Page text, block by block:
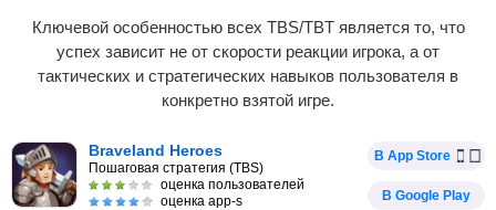
Ключевой особенностью всех TBS/TBT является то, что
успех зависит не от скорости реакции игрока, а от
тактических и стратегических навыков пользователя в
конкретно взятой игре.
Braveland Heroes
Пошаговая стратегия (TBS)
оценка пользователей
оценка app-s
В App Store
В Google Play